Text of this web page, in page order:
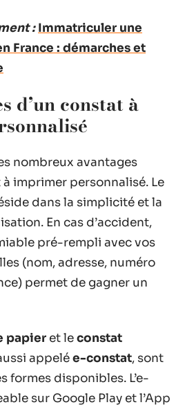
: Immatriculer une
France : démarches et
d’un constat à
nombreux avantages
imprimer personnalisé. Le
dans la simplicité et la
En cas d’accident,
pré-rempli avec vos
(nom, adresse, numéro
permet de gagner un
papier et leconstat
appelée-constat, sont
formes disponibles. L’e-
sur Google Play et l’App